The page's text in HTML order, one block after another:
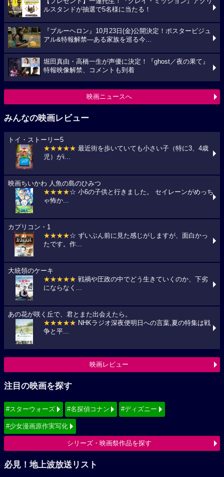
ルスタンドが抽選で5名様に当たる！
『ブルーヘロン』10月23日(金)公開決定！ポスタービジュ
アル&特報解禁―ある家族を巡る今...
堀田真由・高橋一生が声優に決定！『ghost／夜の果て』
特報映像解禁、コメントも到着
映画ニュースへ
みんなの映画レビュー
トイ・ストーリー5
★★★★★ 最近街を歩いていても小さい子（特に3、4歳
児）がi...
映画ちいかわ 人魚の島のひみつ
★★★★☆ 小6の子供と行きました。 セイレーンがめっち
ゃ怖か...
カプリコン・1
★★★★☆ ずいぶん前に見た感じがしますが、面白かっ
たです。作...
大統領のケーキ
★★★★★ 戦禍や圧政の中でどう生きていくのか、下劣
にならなく...
あの花が咲く丘で、君とまた出会えたら。
★★★★★ NHKラジオ深夜便明日への言葉,夏の特集は戦
争と平...
映画レビュー
注目の映画を探す
#スターウォーズ #名探偵コナン #ディズニー
#少女漫画原作実写化
シリーズ・映画祭作品を探す
必見！地上波放送リスト